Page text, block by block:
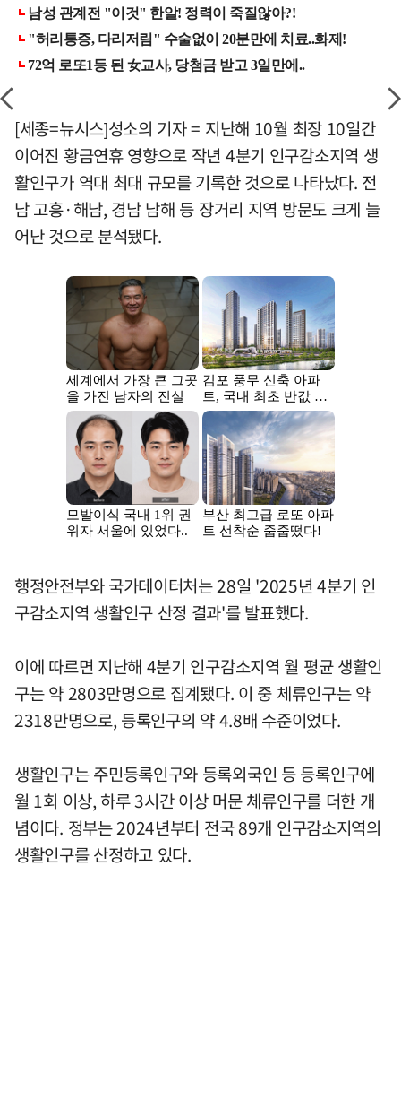
[세종=뉴시스]성소의 기자 = 지난해 10월 최장 10일간
이어진 황금연휴 영향으로 작년 4분기 인구감소지역 생
활인구가 역대 최대 규모를 기록한 것으로 나타났다. 전
남 고흥·해남, 경남 남해 등 장거리 지역 방문도 크게 늘
어난 것으로 분석됐다.
행정안전부와 국가데이터처는 28일 '2025년 4분기 인
구감소지역 생활인구 산정 결과'를 발표했다.
이에 따르면 지난해 4분기 인구감소지역 월 평균 생활인
구는 약 2803만명으로 집계됐다. 이 중 체류인구는 약
2318만명으로, 등록인구의 약 4.8배 수준이었다.
생활인구는 주민등록인구와 등록외국인 등 등록인구에
월 1회 이상, 하루 3시간 이상 머문 체류인구를 더한 개
념이다. 정부는 2024년부터 전국 89개 인구감소지역의
생활인구를 산정하고 있다.